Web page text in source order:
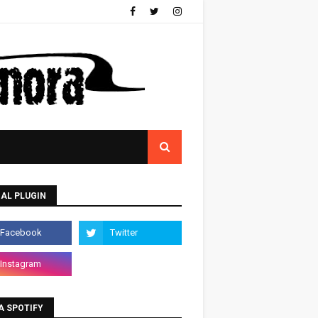
PLUGIN
SPOTIFY